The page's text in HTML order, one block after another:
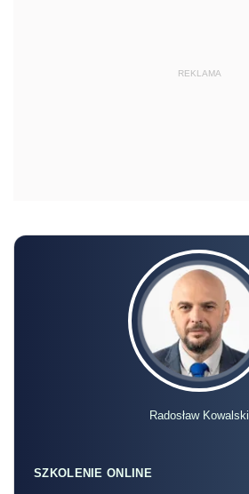
REKLAMA
Radosław Kowalski
SZKOLENIE ONLINE